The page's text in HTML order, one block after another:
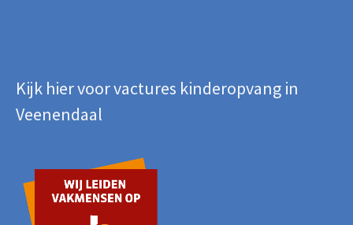
Kijk hier voor vactures kinderopvang in
Veenendaal